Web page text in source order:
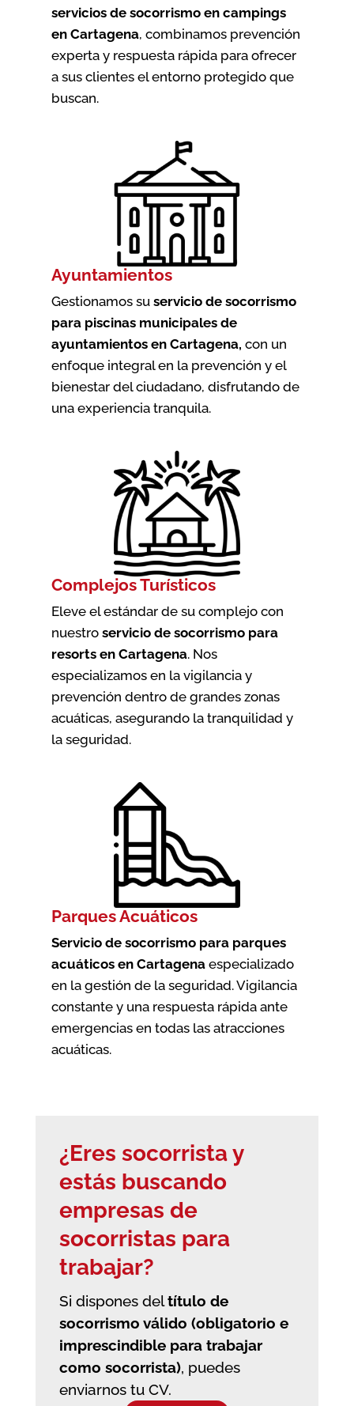
servicios de socorrismo en campings
en Cartagena, combinamos prevención
experta y respuesta rápida para ofrecer
a sus clientes el entorno protegido que
buscan.
Ayuntamientos
Gestionamos su servicio de socorrismo
para piscinas municipales de
ayuntamientos en Cartagena, con un
enfoque integral en la prevención y el
bienestar del ciudadano, disfrutando de
una experiencia tranquila.
Complejos Turísticos
Eleve el estándar de su complejo con
nuestro servicio de socorrismo para
resorts en Cartagena. Nos
especializamos en la vigilancia y
prevención dentro de grandes zonas
acuáticas, asegurando la tranquilidad y
la seguridad.
Parques Acuáticos
Servicio de socorrismo para parques
acuáticos en Cartagena especializado
en la gestión de la seguridad. Vigilancia
constante y una respuesta rápida ante
emergencias en todas las atracciones
acuáticas.
¿Eres socorrista y
estás buscando
empresas de
socorristas para
trabajar?
Si dispones deltítulo de
socorrismo válido (obligatorio e
imprescindible para trabajar
como socorrista), puedes
enviarnos tu CV.